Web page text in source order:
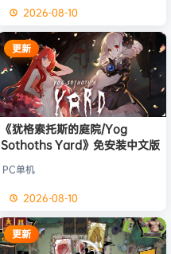
2026-08-10
更新
《犹格索托斯的庭院/Yog
Sothoths Yard》免安装中文版
PC单机
2026-08-10
更新